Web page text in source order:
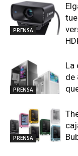
PRENSA
PRENSA
La
de
PRENSA